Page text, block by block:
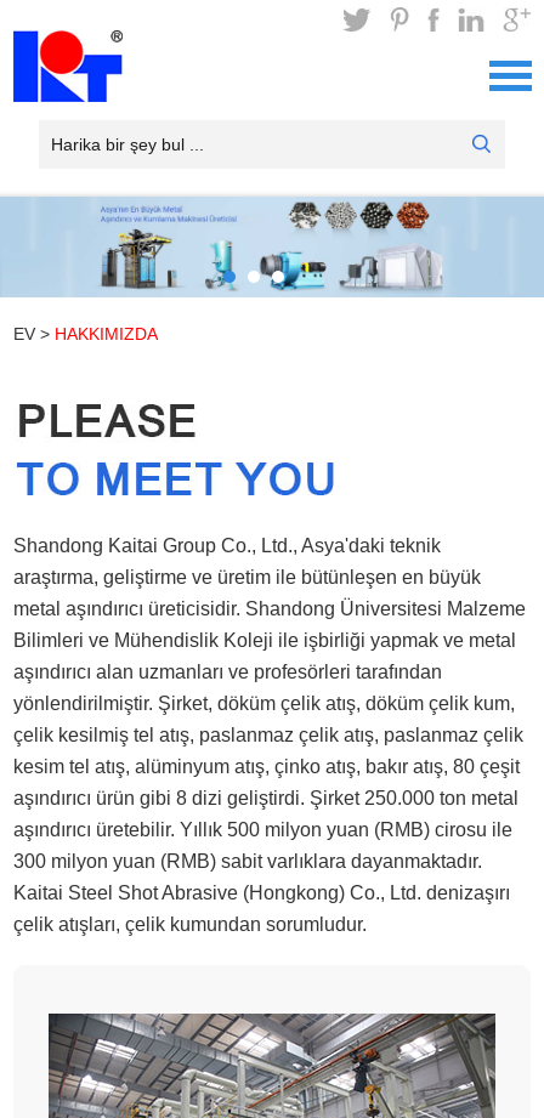
EV > HAKKIMIZDA
Shandong Kaitai Group Co., Ltd., Asya'daki teknik
araştırma, geliştirme ve üretim ile bütünleşen en büyük
metal aşındırıcı üreticisidir. Shandong Üniversitesi Malzeme
Bilimleri ve Mühendislik Koleji ile işbirliği yapmak ve metal
aşındırıcı alan uzmanları ve profesörleri tarafından
yönlendirilmiştir. Şirket, döküm çelik atış, döküm çelik kum,
çelik kesilmiş tel atış, paslanmaz çelik atış, paslanmaz çelik
kesim tel atış, alüminyum atış, çinko atış, bakır atış, 80 çeşit
aşındırıcı ürün gibi 8 dizi geliştirdi. Şirket 250.000 ton metal
aşındırıcı üretebilir. Yıllık 500 milyon yuan (RMB) cirosu ile
300 milyon yuan (RMB) sabit varlıklara dayanmaktadır.
Kaitai Steel Shot Abrasive (Hongkong) Co., Ltd. denizaşırı
çelik atışları, çelik kumundan sorumludur.